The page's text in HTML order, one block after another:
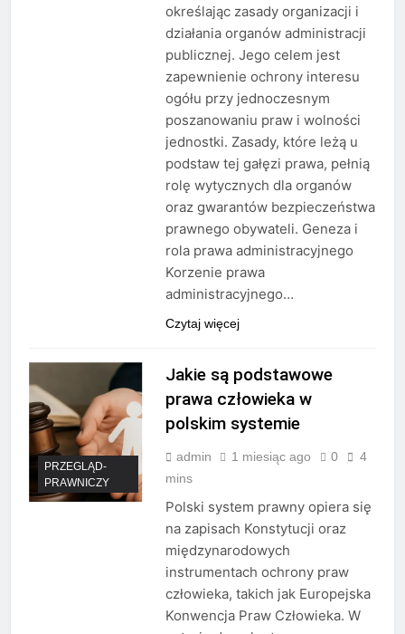
określając zasady organizacji i
działania organów administracji
publicznej. Jego celem jest
zapewnienie ochrony interesu
ogółu przy jednoczesnym
poszanowaniu praw i wolności
jednostki. Zasady, które leżą u
podstaw tej gałęzi prawa, pełnią
rolę wytycznych dla organów
oraz gwarantów bezpieczeństwa
prawnego obywateli. Geneza i
rola prawa administracyjnego
Korzenie prawa
administracyjnego…
Czytaj więcej
PRZEGLĄD-
PRAWNICZY
Jakie są podstawowe
prawa człowieka w
polskim systemie
admin 1 miesiąc ago 0
4
mins
Polski system prawny opiera się
na zapisach Konstytucji oraz
międzynarodowych
instrumentach ochrony praw
człowieka, takich jak Europejska
Konwencja Praw Człowieka. W